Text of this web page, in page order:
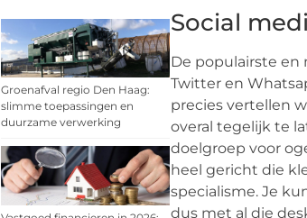
Groenafval regio Den Haag:
slimme toepassingen en
duurzame verwerking
Social
De populairste en
Twitter en
precies vertellen
overal tegelijk te
doelgroep voor
heel gericht die
specialisme. Je
dus met al die